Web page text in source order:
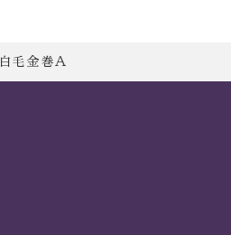
白毛金巻Ａ